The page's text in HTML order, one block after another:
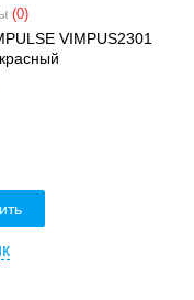
(0)
VIMPUS2301